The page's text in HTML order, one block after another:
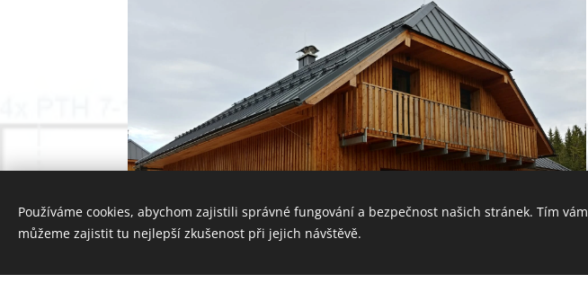
Používáme cookies, abychom zajistili správné fungování a bezpečnost našich stránek. Tím vám
můžeme zajistit tu nejlepší zkušenost při jejich návštěvě.